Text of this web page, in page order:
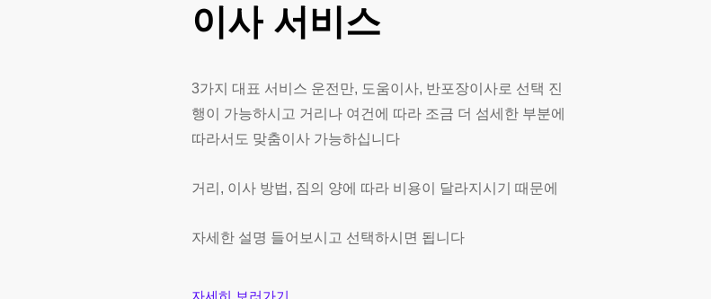
이사 서비스
3가지 대표 서비스 운전만, 도움이사, 반포장이사로 선택 진
행이 가능하시고 거리나 여건에 따라 조금 더 섬세한 부분에
따라서도 맞춤이사 가능하십니다
거리, 이사 방법, 짐의 양에 따라 비용이 달라지시기 때문에
자세한 설명 들어보시고 선택하시면 됩니다